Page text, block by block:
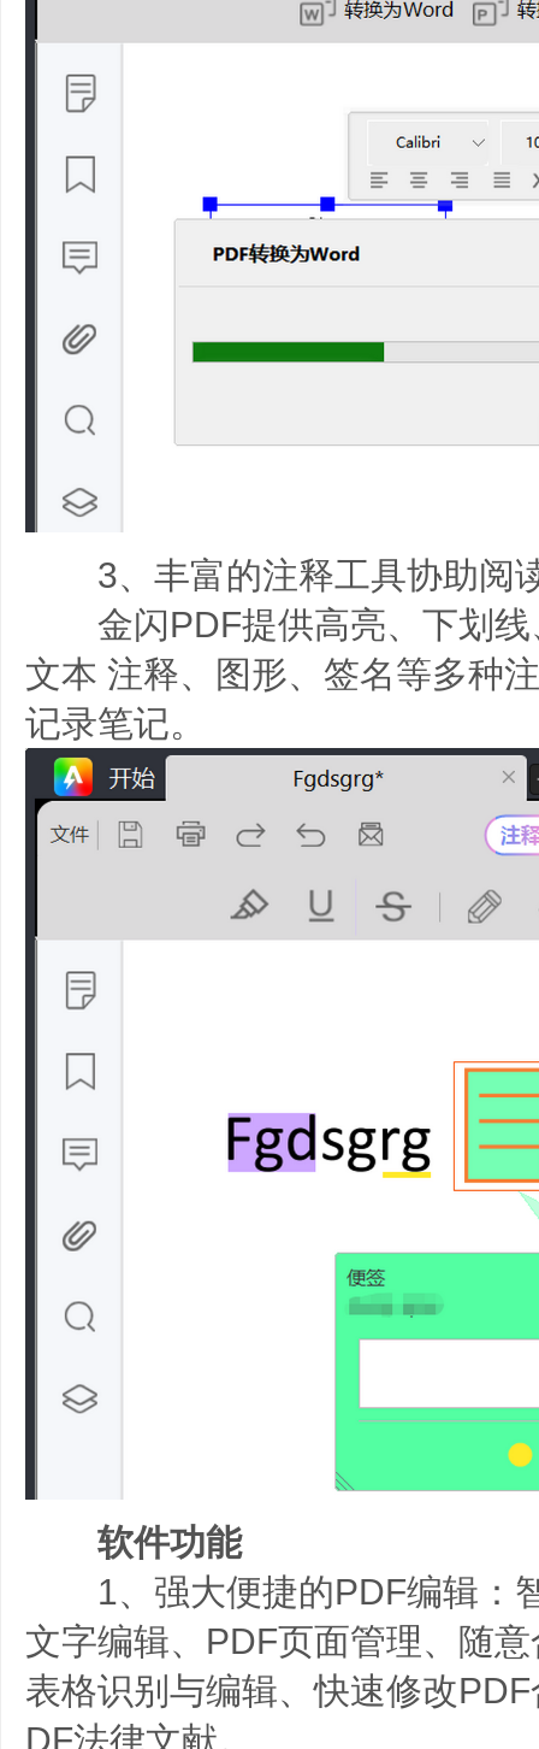
3、丰富的注释工具协助阅
金闪PDF提供高亮、下划线
文本 注释、图形、签名等多种
记录笔记。
软件功能
1、强大便捷的PDF编辑：
文字编辑、PDF页面管理、随
表格识别与编辑、快速修改
DF法律文献。